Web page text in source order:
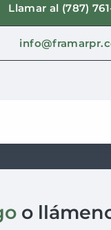
Llamar al (787)
o